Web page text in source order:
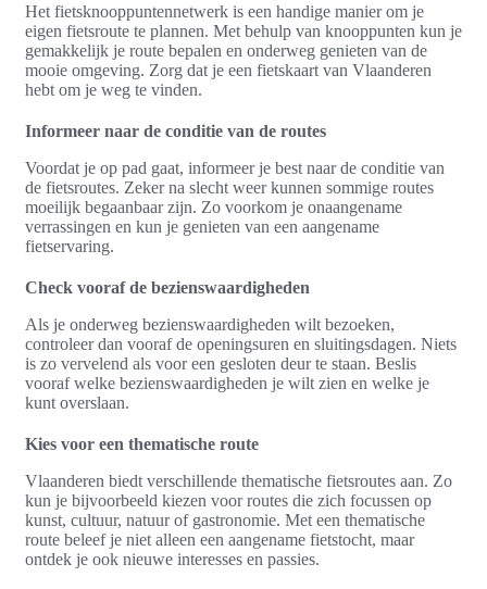
Het fietsknooppuntennetwerk is een handige manier om je
eigen fietsroute te plannen. Met behulp van knooppunten kun je
gemakkelijk je route bepalen en onderweg genieten van de
mooie omgeving. Zorg dat je een fietskaart van Vlaanderen
hebt om je weg te vinden.
Informeer naar de conditie van de routes
Voordat je op pad gaat, informeer je best naar de conditie van
de fietsroutes. Zeker na slecht weer kunnen sommige routes
moeilijk begaanbaar zijn. Zo voorkom je onaangename
verrassingen en kun je genieten van een aangename
fietservaring.
Check vooraf de bezienswaardigheden
Als je onderweg bezienswaardigheden wilt bezoeken,
controleer dan vooraf de openingsuren en sluitingsdagen. Niets
is zo vervelend als voor een gesloten deur te staan. Beslis
vooraf welke bezienswaardigheden je wilt zien en welke je
kunt overslaan.
Kies voor een thematische route
Vlaanderen biedt verschillende thematische fietsroutes aan. Zo
kun je bijvoorbeeld kiezen voor routes die zich focussen op
kunst, cultuur, natuur of gastronomie. Met een thematische
route beleef je niet alleen een aangename fietstocht, maar
ontdek je ook nieuwe interesses en passies.